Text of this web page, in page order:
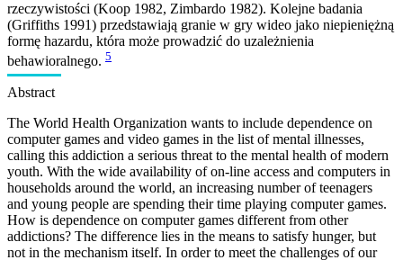
rzeczywistości (Koop 1982, Zimbardo 1982). Kolejne badania
(Griffiths 1991) przedstawiają granie w gry wideo jako niepieniężną
formę hazardu, która może prowadzić do uzależnienia
behawioralnego. 5
Abstract
The World Health Organization wants to include dependence on
computer games and video games in the list of mental illnesses,
calling this addiction a serious threat to the mental health of modern
youth. With the wide availability of on-line access and computers in
households around the world, an increasing number of teenagers
and young people are spending their time playing computer games.
How is dependence on computer games different from other
addictions? The difference lies in the means to satisfy hunger, but
not in the mechanism itself. In order to meet the challenges of our